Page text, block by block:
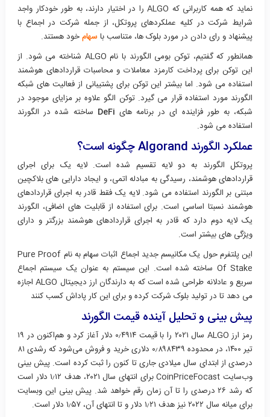
نماید که همه کاربرانی که ALGO را در اختیار دارند، به طور خودکار واجد
شرایط شرکت در کلیه عملکردهای پروتکل، از جمله شرکت در اجماع با
پیشنهاد و رای دادن در مورد بلوک ها، متناسب با سهامخود هستند.
همانطور که گفتیم، توکن بومی الگورند با نام ALGO شناخته می شود. از
این توکن برای پرداخت کارمزد معاملات و محاسبات قراردادهای هوشمند
استفاده می شود. اما بیشتر این توکن برای پشتیبانی از فعالیت های شبکه
الگورند مورد استفاده قرار می گیرد. توکن الگو علاوه بر مزایای موجود در
شبکه، به طور فزاینده ای در برنامه های DeFi ساخته شده در الگورند
استفاده می شود.
عملکرد الگورند Algorand چگونه است؟
پروتکل الگورند به دو لایه تقسیم شده است. لایه یک برای اجرای
قراردادهای هوشمند، رسیدگی به مبادله اتمی، و ایجاد دارایی های بلاکچین
مبتنی بر الگورند استفاده می شود. لایه یک فقط قادر به اجرای قراردادهای
هوشمند نسبتا اساسی است. برای استفاده از قابلیت های اضافی، الگورند
یک لایه دوم دارد که قادر به اجرای قراردادهای هوشمند بزرگتر و دارای
ویژگی های بیشتر است.
این پلتفرم حول یک مکانیسم جدید اجماع اثبات سهام به نام Pure Proof
Of Stake ساخته شده است. این سیستم به عنوان یک سیستم اجماع
سریع و عادلانه طراحی شده است که به دارندگان ارز دیجیتال ALGO اجازه
می دهد تا در تولید بلوک شرکت کرده و برای این کار پاداش کسب کنند
پیش بینی و تحلیل آینده قیمت الگورند
رمز ارز ALGO سال ۲۰۲۱ را با قیمت ۰٫۴۹۱۴ دلار آغاز کرد و هم‌اکنون در ۱۹
تیر ۱۴۰۰، در محدوده ۰٫۸۹۸۴۳۹ دلاری خرید و فروش می‌شود که رشدی ۸۱
درصدی از ابتدای سال میلادی جاری تا کنون را ثبت کرده است. پیش بینی
وب‌سایت CoinPriceFocast برای انتهای سال ۲۰۲۱، هدف ۱٫۱۲ دلار است
که رشد ۲۶ درصدی را تا آن زمان رقم خواهد شد. پیش بینی این وبسایت
برای میانه سال ۲۰۲۲ نیز هدف ۱٫۲۱ دلار و تا انتهای آن، ۱٫۵۷ دلار است.